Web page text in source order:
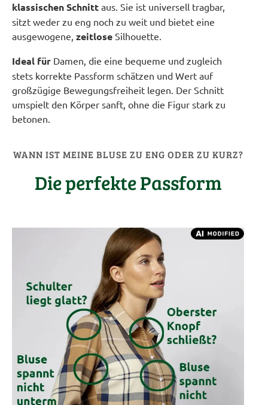
klassischen Schnitt aus. Sie ist universell tragbar,
sitzt weder zu eng noch zu weit und bietet eine
ausgewogene, zeitlose Silhouette.
Ideal für Damen, die eine bequeme und zugleich
stets korrekte Passform schätzen und Wert auf
großzügige Bewegungsfreiheit legen. Der Schnitt
umspielt den Körper sanft, ohne die Figur stark zu
betonen.
WANN IST MEINE BLUSE ZU ENG ODER ZU KURZ?
Die perfekte Passform